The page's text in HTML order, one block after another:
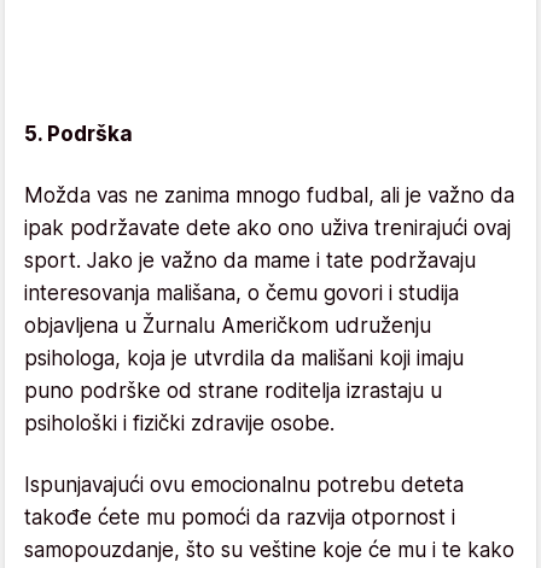
5. Podrška
Možda vas ne zanima mnogo fudbal, ali je važno da
ipak podržavate dete ako ono uživa trenirajući ovaj
sport. Jako je važno da mame i tate podržavaju
interesovanja mališana, o čemu govori i studija
objavljena u Žurnalu Američkom udruženju
psihologa, koja je utvrdila da mališani koji imaju
puno podrške od strane roditelja izrastaju u
psihološki i fizički zdravije osobe.
Ispunjavajući ovu emocionalnu potrebu deteta
takođe ćete mu pomoći da razvija otpornost i
samopouzdanje, što su veštine koje će mu i te kako